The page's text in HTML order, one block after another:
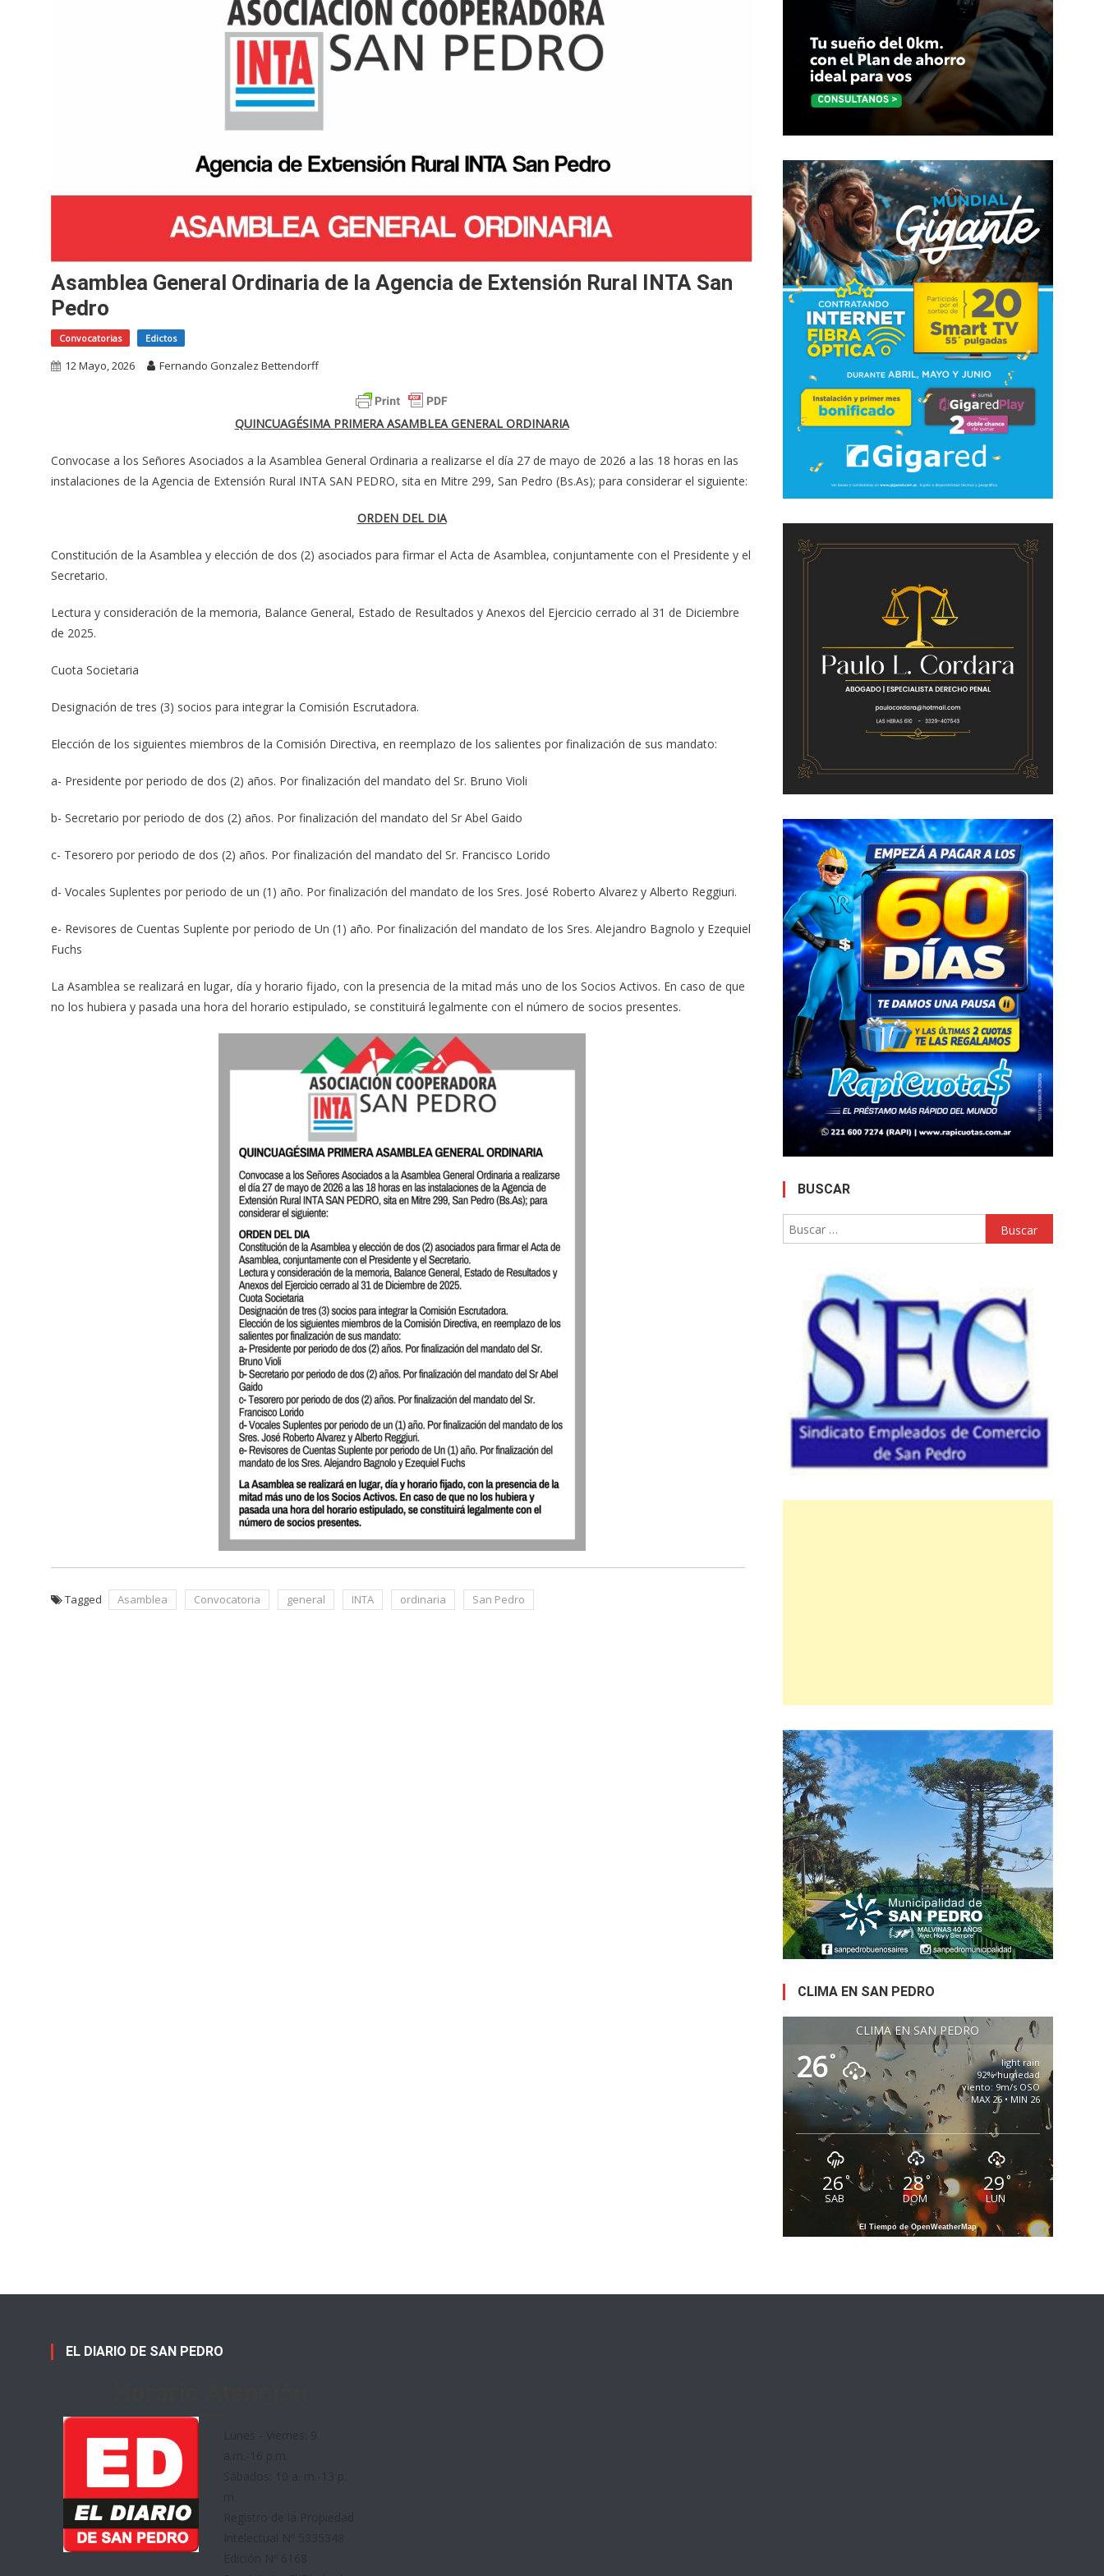
Asamblea General Ordinaria de la Agencia de Extensión Rural INTA San
Pedro
Convocatorias Edictos
12 Mayo, 2026 Fernando Gonzalez Bettendorff
QUINCUAGÉSIMA PRIMERA ASAMBLEA GENERAL ORDINARIA
Convocase a los Señores Asociados a la Asamblea General Ordinaria a realizarse el día 27 de mayo de 2026 a las 18 horas en las
instalaciones de la Agencia de Extensión Rural INTA SAN PEDRO, sita en Mitre 299, San Pedro (Bs.As); para considerar el siguiente:
ORDEN DEL DIA
Constitución de la Asamblea y elección de dos (2) asociados para firmar el Acta de Asamblea, conjuntamente con el Presidente y el
Secretario.
Lectura y consideración de la memoria, Balance General, Estado de Resultados y Anexos del Ejercicio cerrado al 31 de Diciembre
de 2025.
Cuota Societaria
Designación de tres (3) socios para integrar la Comisión Escrutadora.
Elección de los siguientes miembros de la Comisión Directiva, en reemplazo de los salientes por finalización de sus mandato:
a- Presidente por periodo de dos (2) años. Por finalización del mandato del Sr. Bruno Violi
b- Secretario por periodo de dos (2) años. Por finalización del mandato del Sr Abel Gaido
c- Tesorero por periodo de dos (2) años. Por finalización del mandato del Sr. Francisco Lorido
d- Vocales Suplentes por periodo de un (1) año. Por finalización del mandato de los Sres. José Roberto Alvarez y Alberto Reggiuri.
e- Revisores de Cuentas Suplente por periodo de Un (1) año. Por finalización del mandato de los Sres. Alejandro Bagnolo y Ezequiel
Fuchs
La Asamblea se realizará en lugar, día y horario fijado, con la presencia de la mitad más uno de los Socios Activos. En caso de que
no los hubiera y pasada una hora del horario estipulado, se constituirá legalmente con el número de socios presentes.
Tagged Asamblea Convocatoria general INTA ordinaria San Pedro
BUSCAR
Buscar:
CLIMA EN SAN PEDRO
CLIMA EN SAN PEDRO
26°
light rain
92% humedad
viento: 9m/s OSO
MAX 26 • MIN 26
26°
SAB
28°
DOM
29°
LUN
El Tiempo de OpenWeatherMap
EL DIARIO DE SAN PEDRO
Lunes - Viernes: 9
a.m.-16 p.m.
Sábados: 10 a. m.-13 p.
m.
Registro de la Propiedad
Intelectual Nº 5335348
Edición Nº 6168